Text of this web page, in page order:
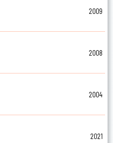
2009
2008
2004
2021